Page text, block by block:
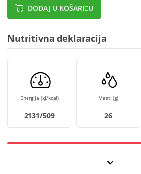
DODAJ U KOŠARICU
Nutritivna deklaracija
Energija (kJ/kcal)
2131/509
Masti (g)
26